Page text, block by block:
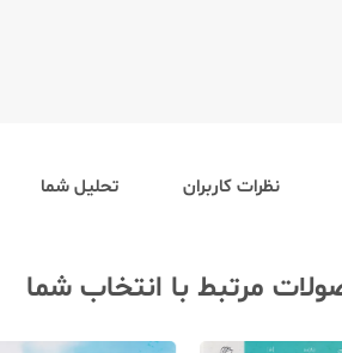
نظرات کاربران تحلیل شما
مرتبط با انتخاب شما